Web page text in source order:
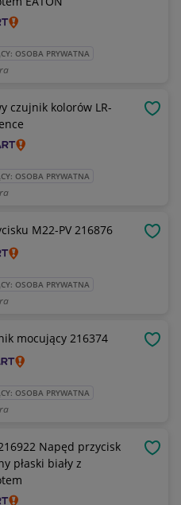
OSOBA PRYWATNA
czujnik kolorów LR-
OSOBA PRYWATNA
M22-PV 216876
OSOBA PRYWATNA
M22-A łącznik mocujący 216374
OSOBA PRYWATNA
płaski biały z